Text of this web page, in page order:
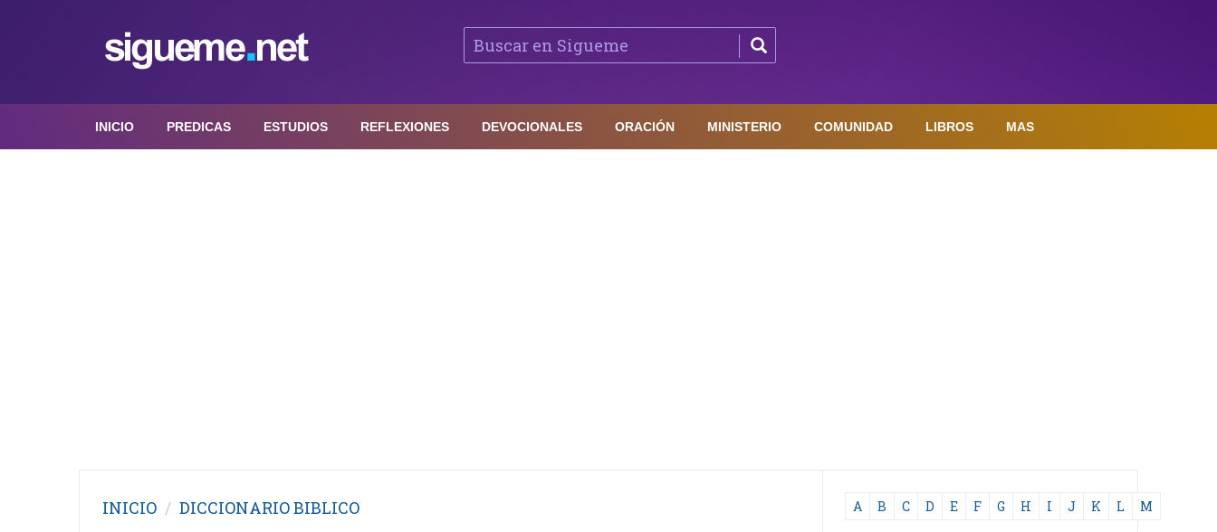
INICIO PREDICAS ESTUDIOS REFLEXIONES DEVOCIONALES ORACIÓN MINISTERIO COMUNIDAD LIBROS MAS
INICIO DICCIONARIO BIBLICO A B C D E F G H I J K L M